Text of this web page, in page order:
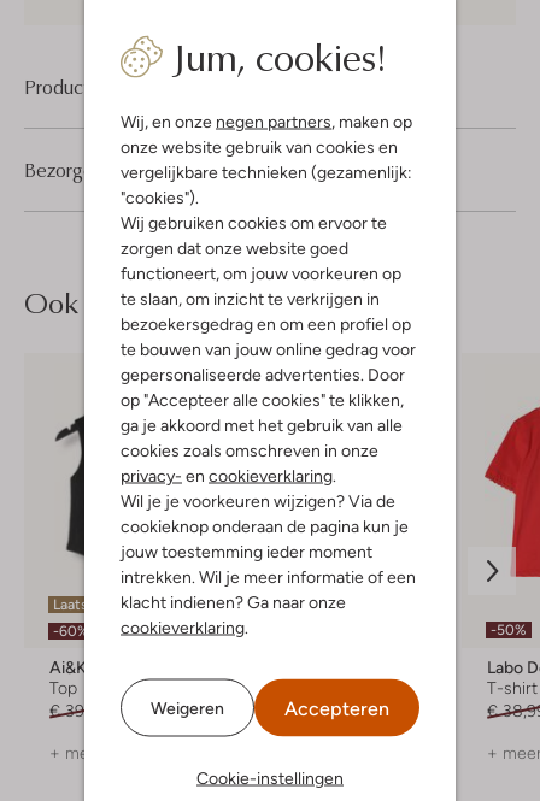
Jum, cookies!
Wij, en onze negen partners, maken op
onze website gebruik van cookies en
vergelijkbare technieken (gezamenlijk:
"cookies").
Wij gebruiken cookies om ervoor te
zorgen dat onze website goed
functioneert, om jouw voorkeuren op
te slaan, om inzicht te verkrijgen in
bezoekersgedrag en om een profiel op
te bouwen van jouw online gedrag voor
gepersonaliseerde advertenties. Door
op "Accepteer alle cookies" te klikken,
ga je akkoord met het gebruik van alle
cookies zoals omschreven in onze
privacy- en cookieverklaring.
Wil je je voorkeuren wijzigen? Via de
cookieknop onderaan de pagina kun je
jouw toestemming ieder moment
intrekken. Wil je meer informatie of een
klacht indienen? Ga naar onze
cookieverklaring.
Weigeren Accepteren
Cookie-instellingen
Product informatie
Bezorgen & retourneren
Ook iets voor jou?
Laatste item
-60%
Ai&ko
Top
€ 39,99
€ 15,99
+ meer kleuren
Laatste items
Top
Vanaf € 37,99
-50%
Labo
T-shirt
€
+